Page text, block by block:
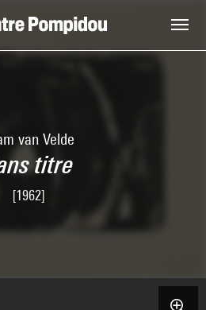
van Velde
titre
[1962]